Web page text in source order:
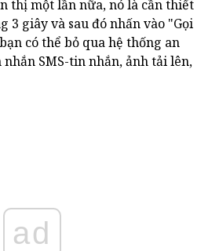
thị một lần nữa, nó là cần thiết
3 giây và sau đó nhấn vào "Gọi
có thể bỏ qua hệ thống an
SMS-tin nhắn, ảnh tải lên,
ad